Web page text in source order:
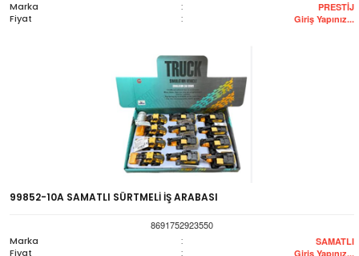
Marka : PRESTİJ
Fiyat : Giriş Yapınız...
99852-10A SAMATLI SÜRTMELİ İŞ ARABASI
8691752923550
Marka
: SAMATLI
Fiyat : Giriş Yapınız...